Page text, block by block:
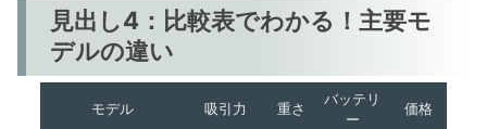
見出し4：比較表でわかる！主要モ
デルの違い
モデル 吸引力 重さ
バッテリ
ー
価格